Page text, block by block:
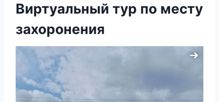
Виртуальный тур по месту
захоронения